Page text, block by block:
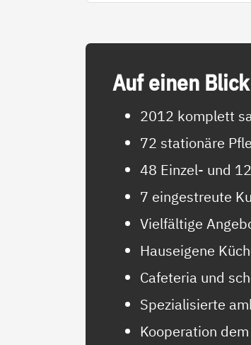
Auf ei­nen Blick
2012 komplett
72 stationäre
48 Einzel- und
7 eingestreute
Vielfältige
Hauseigene
Cafeteria und
Spezialisierte
Kooperation